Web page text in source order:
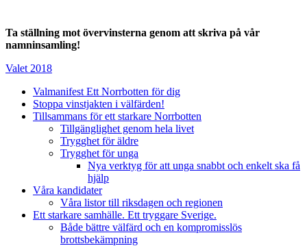
Ta ställning mot övervinsterna genom att skriva på vår
namninsamling!
Valet 2018
Valmanifest Ett Norrbotten för dig
Stoppa vinstjakten i välfärden!
Tillsammans för ett starkare Norrbotten
Tillgänglighet genom hela livet
Trygghet för äldre
Trygghet för unga
Nya verktyg för att unga snabbt och enkelt ska få
hjälp
Våra kandidater
Våra listor till riksdagen och regionen
Ett starkare samhälle. Ett tryggare Sverige.
Både bättre välfärd och en kompromisslös
brottsbekämpning